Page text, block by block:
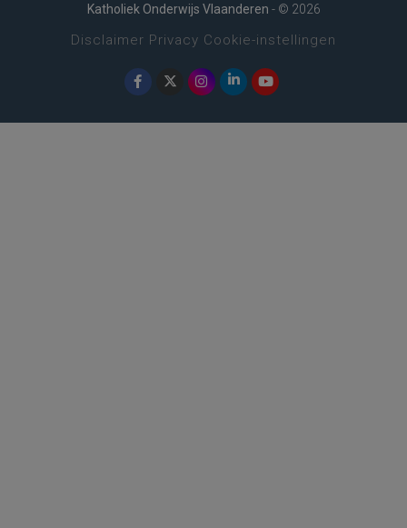
Katholiek Onderwijs Vlaanderen - © 2026
Disclaimer Privacy Cookie-instellingen